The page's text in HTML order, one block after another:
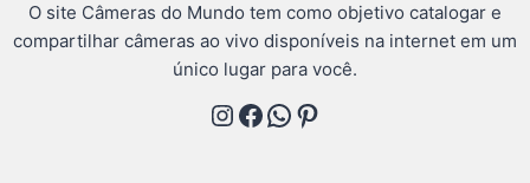
O site Câmeras do Mundo tem como objetivo catalogar e
compartilhar câmeras ao vivo disponíveis na internet em um
único lugar para você.
Instagram
Facebook
WhatsApp
Pinterest